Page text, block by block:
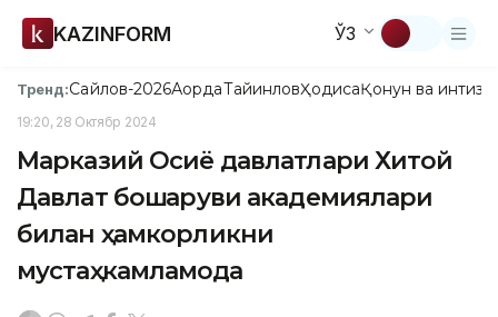
KAZINFORM ЎЗ
Тренд:Сайлов-2026АқордаТайинловҲодисаҚонун ва
19:20, 28 Октябр 2024
Марказий Осиё давлатлари Хитой
Давлат бошқаруви академиялари
билан ҳамкорликни
мустаҳкамламоқда